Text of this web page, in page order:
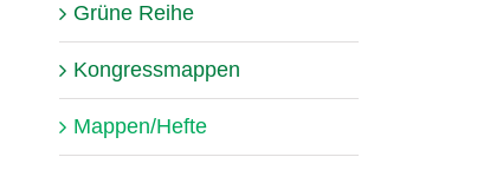
Grüne Reihe
Kongressmappen
Mappen/Hefte